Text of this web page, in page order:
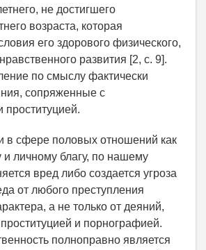
не достигшего
возраста, которая
его здорового физического,
развития [2, с. 9].
по смыслу фактически
сопряженные с
проституцией.
в сфере половых отношений как
личному благу, по нашему
вред либо создается угроза
от любого преступления
а не только от деяний,
и порнографией.
полноправно является